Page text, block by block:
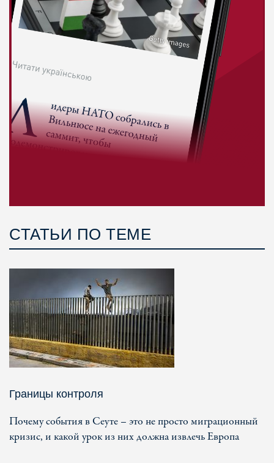
СТАТЬИ ПО ТЕМЕ
Границы контроля
Почему события в Сеуте – это не просто миграционный
кризис, и какой урок из них должна извлечь Европа